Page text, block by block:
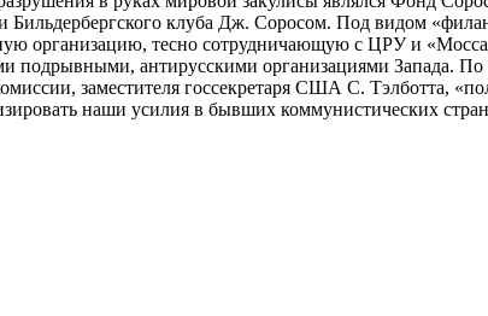
клуба Дж. Соросом. Под видом
организацию, тесно сотрудничающую с ЦРУ и
подрывными, антирусскими организациями Запада.
заместителя госсекретаря США С. Тэлботта,
наши усилия в бывших коммунистических